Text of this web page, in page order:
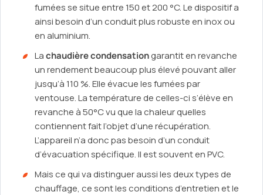
fumées se situe entre 150 et 200 °C. Le dispositif a
ainsi besoin d’un conduit plus robuste en inox ou
en aluminium.
Lachaudière condensationgarantit en revanche
un rendement beaucoup plus élevé pouvant aller
jusqu’à 110 %. Elle évacue les fumées par
ventouse. La température de celles-ci s’élève en
revanche à 50°C vu que la chaleur quelles
contiennent fait l’objet d’une récupération.
L’appareil n’a donc pas besoin d’un conduit
d’évacuation spécifique. Il est souvent en PVC.
Mais ce qui va distinguer aussi les deux types de
chauffage, ce sont les conditions d’entretien et le